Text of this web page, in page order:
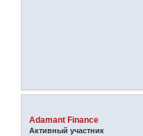
Adamant Finance
Активный участник